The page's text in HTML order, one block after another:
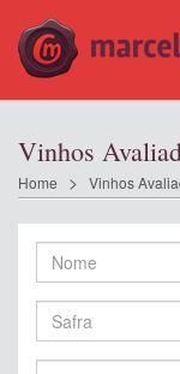
Vinhos
Home Vinhos